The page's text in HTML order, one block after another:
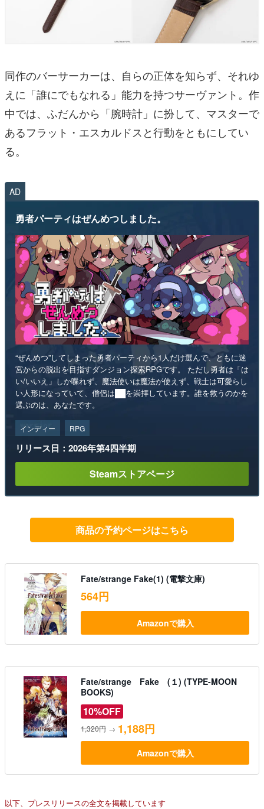
同作のバーサーカーは、自らの正体を知らず、それゆ
えに「誰にでもなれる」能力を持つサーヴァント。作
中では、ふだんから「腕時計」に扮して、マスターで
あるフラット・エスカルドスと行動をともにしてい
る。
AD
勇者パーティはぜんめつしました。
“ぜんめつ”してしまった勇者パーティから1人だけ選んで、ともに迷
宮からの脱出を目指すダンジョン探索RPGです。 ただし勇者は「は
い/いいえ」しか喋れず、魔法使いは魔法が使えず、戦士は可愛らし
い人形になっていて、僧侶は██を崇拝しています。誰を救うのかを
選ぶのは、あなたです。
インディー RPG
リリース日：2026年第4四半期
Steamストアページ
商品の予約ページはこちら
Fate/strange Fake(1) (電撃文庫)
564円
Amazonで購入
Fate/strange Fake (１) (TYPE-MOON
BOOKS)
10%OFF
1,320円 → 1,188円
Amazonで購入
以下、プレスリリースの全文を掲載しています